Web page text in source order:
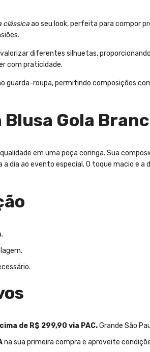
clássicaao seu look, perfeita para compor
diferentes silhuetas,
com praticidade.
guarda-roupa, permitindo composições
Blusa Gola
em uma peça coringa. Sua
dia ao evento especial. O toque macio e
de R$ 299,90 via PAC.Grande São
na sua primeira compra e aproveite